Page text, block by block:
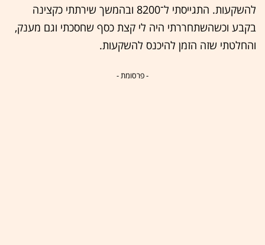
להשקעות. התגייסתי ל־8200 ובהמשך שירתתי כקצינה
בקבע וכשהשתחררתי היה לי קצת כסף שחסכתי וגם מענק,
והחלטתי שזה הזמן להיכנס להשקעות.
- פרסומת -